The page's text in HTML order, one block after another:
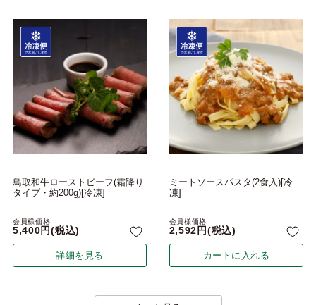
鳥取和牛ローストビーフ(霜降り
タイプ・約200g)[冷凍]
会員様価格
5,400 税込
詳細を見る
ミートソースパスタ(2食入)[冷
凍]
会員様価格
2,592 税込
カートに入れる